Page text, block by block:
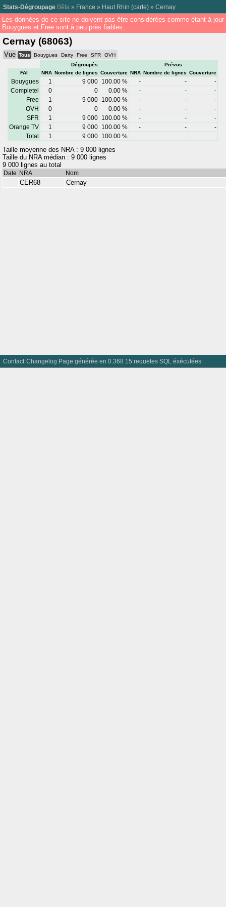
Stats-Dégroupage Bêta » France » Haut Rhin (carte) » Cernay
Les données de ce site ne doivent pas être considérées comme étant à
Bouygues et Free sont à peu près fiables.
Cernay (68063)
Vue Tous Bouygues Darty Free SFR
OVH
Dégroupés
Prévus
FAI
NRA Nombre de lignes Couverture NRA Nombre de lignes Couverture
Bouygues 1 9 000 100.00 % - -
-
Completel
0 0 0.00 % - -
-
Free
1 9 000 100.00 % - -
-
OVH
0 0 0.00 % - -
-
SFR
1 9 000 100.00 % - -
-
Orange TV
1 9 000 100.00 % - -
-
Total
1 9 000 100.00 %
Taille moyenne des NRA : 9 000 lignes
Taille du NRA médian : 9 000 lignes
9 000 lignes au total
Date NRA Nom
CER68 Cernay
Contact Changelog Page générée en 0.368 15 requetes SQL éxécutées